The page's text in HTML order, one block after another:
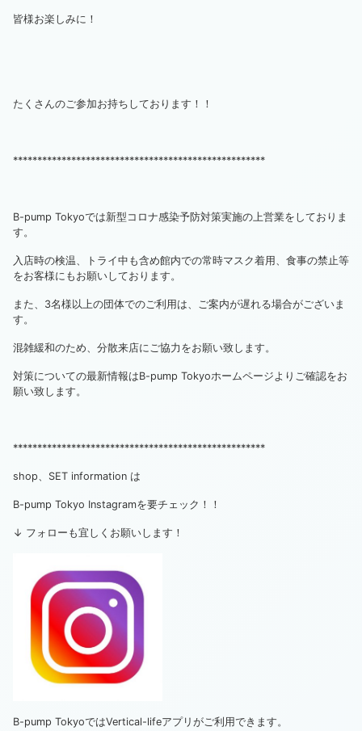
皆様お楽しみに！
たくさんのご参加お持ちしております！！
****************************************************
B-pump Tokyoでは新型コロナ感染予防対策実施の上営業をしておりま
す。
入店時の検温、トライ中も含め館内での常時マスク着用、食事の禁止等
をお客様にもお願いしております。
また、3名様以上の団体でのご利用は、ご案内が遅れる場合がございま
す。
混雑緩和のため、分散来店にご協力をお願い致します。
対策についての最新情報はB-pump Tokyoホームページよりご確認をお
願い致します。
****************************************************
shop、SET information は
B-pump Tokyo Instagramを要チェック！！
↓ フォローも宜しくお願いします！
B-pump TokyoではVertical-lifeアプリがご利用できます。